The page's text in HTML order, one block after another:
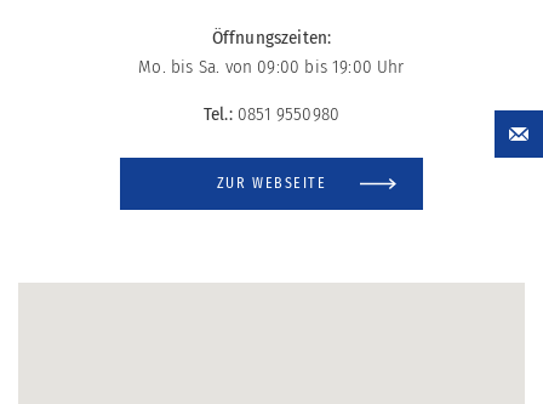
Öffnungszeiten:
Mo. bis Sa. von 09:00 bis 19:00 Uhr
Tel.:0851 9550980
ZUR WEBSEITE